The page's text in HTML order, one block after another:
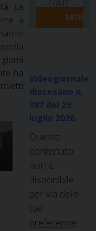
La
a
ha
Videogiornale
diocesano n.
387 del 29
luglio 2026
Questo
contenuto
non è
disponibile
per via delle
tue
preferenze